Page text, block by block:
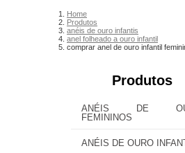
Home
Produtos
anéis de ouro infantis
anel folheado a ouro infantil
comprar anel de ouro infantil
Produtos
ANÉIS DE
FEMININOS
ANÉIS DE OURO